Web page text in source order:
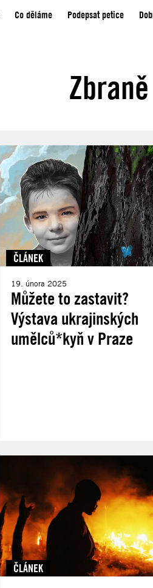
Co děláme Podepsat petice
ČLÁNEK
19. února 2025
Můžete to zastavit?
Výstava ukrajinských
umělců*kyň v Praze
ČLÁNEK